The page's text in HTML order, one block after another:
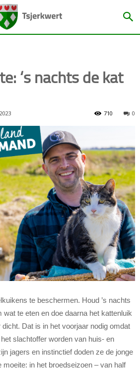
‘s nachts de kat
0
710
te beschermen. Houd ’s nachts
wat te eten en doe daarna het kattenluik
Dat is in het voorjaar nodig omdat
slachtoffer worden van huis- en
jagers en instinctief doden ze de jonge
in het broedseizoen – van half